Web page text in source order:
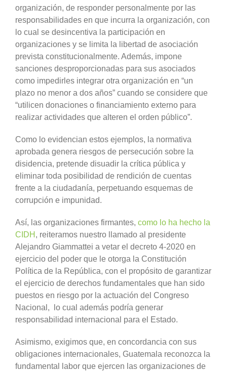
organización, de responder personalmente por las
responsabilidades en que incurra la organización, con
lo cual se desincentiva la participación en
organizaciones y se limita la libertad de asociación
prevista constitucionalmente. Además, impone
sanciones desproporcionadas para sus asociados
como impedirles integrar otra organización en “un
plazo no menor a dos años” cuando se considere que
“utilicen donaciones o financiamiento externo para
realizar actividades que alteren el orden público”.
Como lo evidencian estos ejemplos, la normativa
aprobada genera riesgos de persecución sobre la
disidencia, pretende disuadir la crítica pública y
eliminar toda posibilidad de rendición de cuentas
frente a la ciudadanía, perpetuando esquemas de
corrupción e impunidad.
Así, las organizaciones firmantes, como lo ha hecho la
CIDH , reiteramos nuestro llamado al presidente
Alejandro Giammattei a vetar el decreto 4-2020 en
ejercicio del poder que le otorga la Constitución
Política de la República, con el propósito de garantizar
el ejercicio de derechos fundamentales que han sido
puestos en riesgo por la actuación del Congreso
Nacional, lo cual además podría generar
responsabilidad internacional para el Estado.
Asimismo, exigimos que, en concordancia con sus
obligaciones internacionales, Guatemala reconozca la
fundamental labor que ejercen las organizaciones de